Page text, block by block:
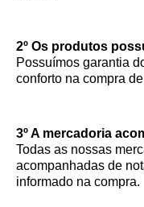
2º Os produtos
Possuímos garantia
conforto na compra
3º A mercadoria
Todas as nossas
acompanhadas de
informado na compra.